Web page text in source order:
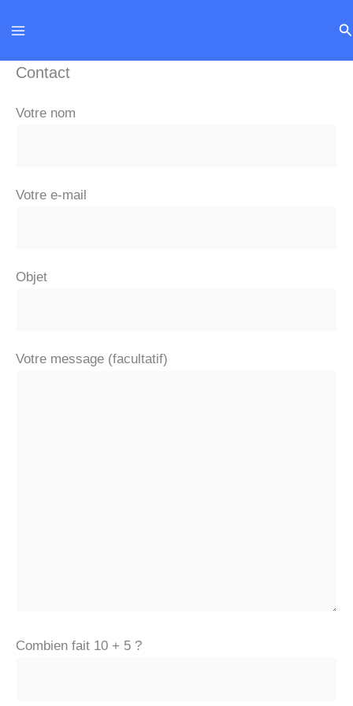
au
Contact
Votre nom
Votre e-mail
Objet
Votre message (facultatif)
Combien fait 10 + 5 ?